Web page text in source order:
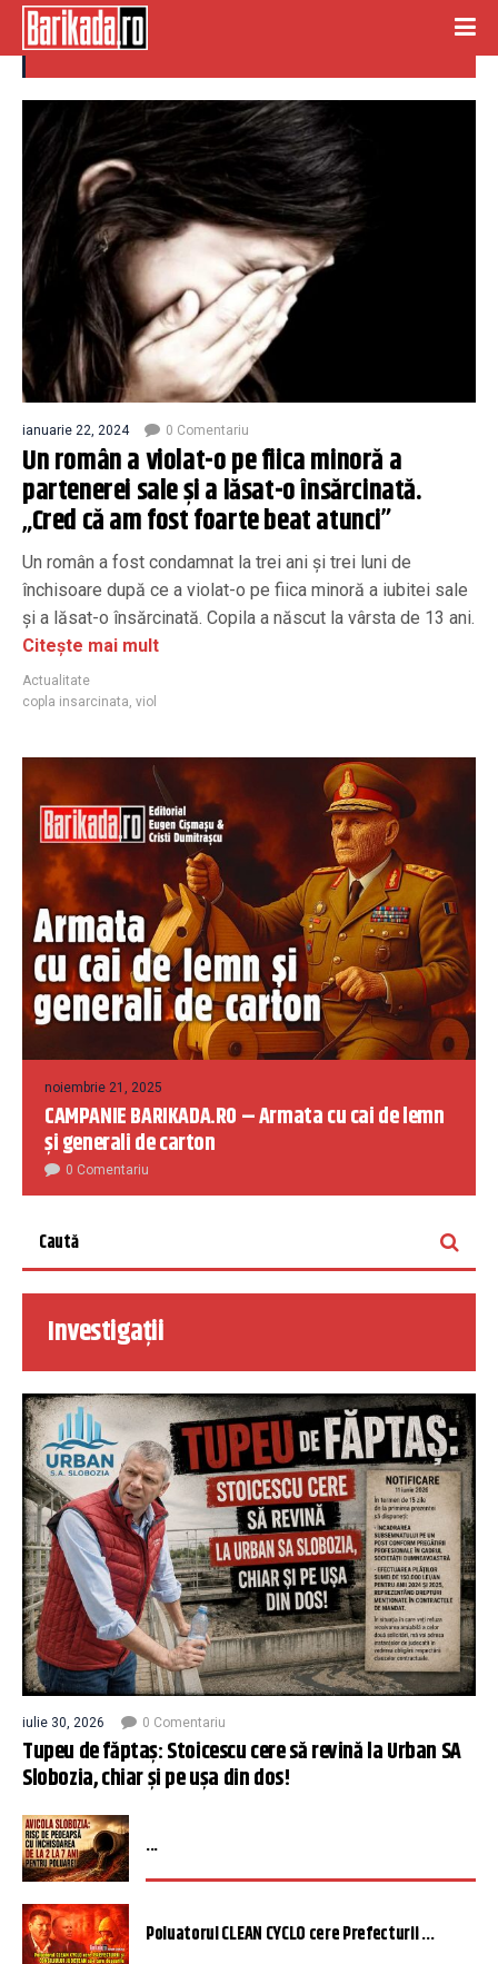
copla insarcinata
ianuarie 22, 2024 0 Comentariu
Un român a violat-o pe fiica minoră a
partenerei sale și a lăsat-o însărcinată.
„Cred că am fost foarte beat atunci”
Un român a fost condamnat la trei ani și trei luni de
închisoare după ce a violat-o pe fiica minoră a iubitei sale
și a lăsat-o însărcinată. Copila a născut la vârsta de 13 ani.
Citește mai mult
Actualitate
copla insarcinata, viol
noiembrie 21, 2025
CAMPANIE BARIKADA.RO – Armata cu cai de lemn
și generali de carton
0 Comentariu
Investigații
iulie 30, 2026 0 Comentariu
Tupeu de făptaș: Stoicescu cere să revină la Urban SA
Slobozia, chiar și pe ușa din dos!
...
Poluatorul CLEAN CYCLO cere Prefecturii ...